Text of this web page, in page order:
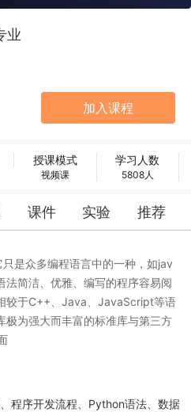
业
授课模式
视频课
学习人数
5808人
课件 实验 推荐
是众多编程语言中的一种，如jav
简洁、优雅、编写的程序容易阅
较于C++、Java、JavaScript等语
为强大而丰富的标准库与第三方
程序开发流程、 Python语法、数据